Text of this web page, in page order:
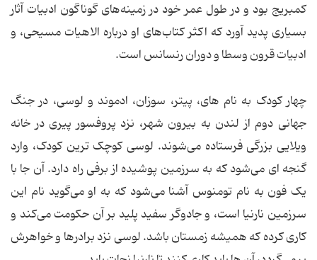
کمبریج بود و در طول عمر خود در زمینه‌های گوناگون ادبیات آثار
بسیاری پدید آورد که اکثر کتاب‌های او درباره الاهیات مسیحی، و
ادبیات قرون وسطا و دوران رنسانس است.
چهار کودک به نام های، پیتر، سوزان، ادموند و لوسی، در جنگ
جهانی دوم از لندن به بیرون شهر، نزد پروفسور پیری در خانه
ویلایی بزرگی فرستاده می‌شوند. لوسی کوچک ترین کودک، وارد
گنجه ای می‌شود که به سرزمین پوشیده از برفی راه دارد. آن جا با
یک فون به نام تومنوس آشنا می‌شود که به او می‌گوید نام این
سرزمین نارنیا است، و جادوگر سفید پلید بر آن حکومت می‌کند و
کاری کرده که همیشه زمستان باشد. لوسی نزد برادرها و خواهرش